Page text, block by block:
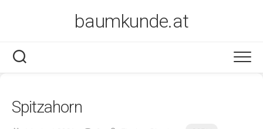
baumkunde.at
Spitzahorn